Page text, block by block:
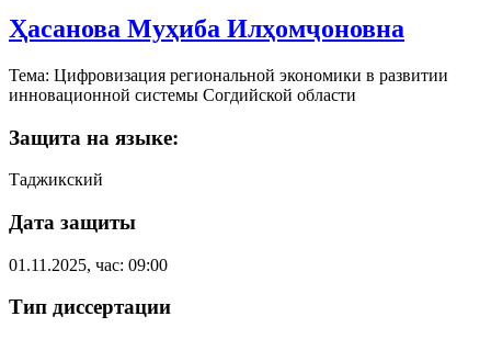
Ҳасанова Муҳиба Илҳомҷоновна
Тема: Цифровизация региональной экономики в развитии
инновационной системы Согдийской области
Защита на языке:
Таджикский
Дата защиты
01.11.2025, час: 09:00
Тип диссертации